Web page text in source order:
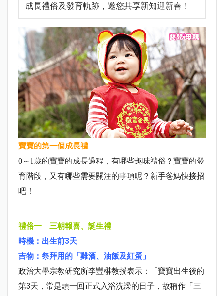
成長禮俗及發育軌跡，邀您共享新知迎新春！
寶寶的第一個成長禮
0～ 1 歲的寶寶的成長過程，有哪些趣味禮俗？寶寶的發
育階段，又有哪些需要關注的事項呢？新手爸媽快接招
吧！
禮俗一 三朝報喜、誕生禮
時機：出生前3天
吉物：祭拜用的「雞酒、油飯及紅蛋」
政治大學宗教研究所李豐楙教授表示：「寶寶出生後的
第3天，常是頭一回正式入浴洗澡的日子，故稱作「三